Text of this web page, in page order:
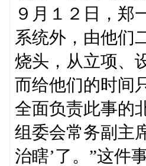
９月１２日，郑
系统外，由他们
烧头，从立项、
而给他们的时间
全面负责此事的
组委会常务副主
治瞎’了。”这件